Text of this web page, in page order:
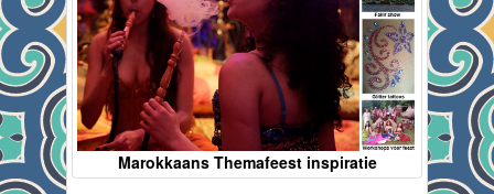
Marokkaans Themafeest inspiratie